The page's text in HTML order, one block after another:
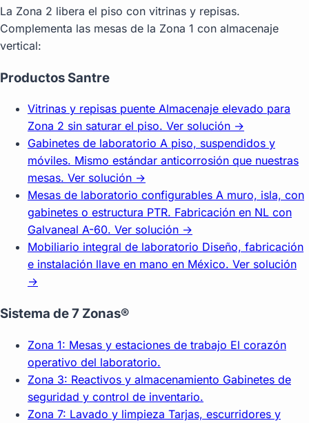
La Zona 2 libera el piso con vitrinas y repisas.
Complementa las mesas de la Zona 1 con almacenaje
vertical:
Productos Santre
Vitrinas y repisas puente Almacenaje elevado para
Zona 2 sin saturar el piso. Ver solución →
Gabinetes de laboratorio A piso, suspendidos y
móviles. Mismo estándar anticorrosión que nuestras
mesas. Ver solución →
Mesas de laboratorio configurables A muro, isla, con
gabinetes o estructura PTR. Fabricación en NL con
Galvaneal A-60. Ver solución →
Mobiliario integral de laboratorio Diseño, fabricación
e instalación llave en mano en México. Ver solución
→
Sistema de 7 Zonas®
Zona 1: Mesas y estaciones de trabajo El corazón
operativo del laboratorio.
Zona 3: Reactivos y almacenamiento Gabinetes de
seguridad y control de inventario.
Zona 7: Lavado y limpieza Tarjas, escurridores y